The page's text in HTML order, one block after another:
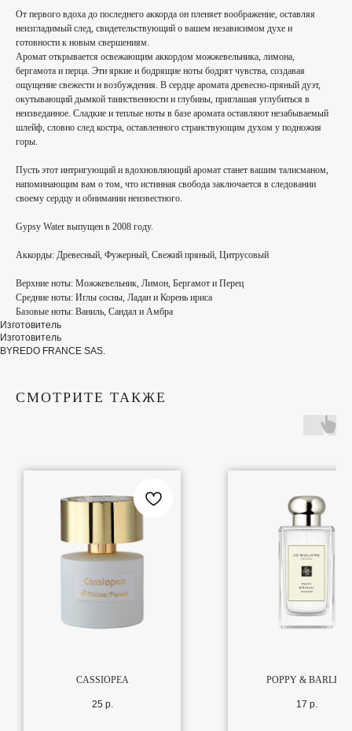
От первого вдоха до последнего аккорда он пленяет воображение, оставляя
неизгладимый след, свидетельствующий о вашем независимом духе и
готовности к новым свершениям.
Аромат открывается освежающим аккордом можжевельника, лимона,
бергамота и перца. Эти яркие и бодрящие ноты бодрят чувства, создавая
ощущение свежести и возбуждения. В сердце аромата древесно-пряный дуэт,
окутывающий дымкой таинственности и глубины, приглашая углубиться в
неизведанное. Сладкие и теплые ноты в базе аромата оставляют незабываемый
шлейф, словно след костра, оставленного странствующим духом у подножия
горы.
Пусть этот интригующий и вдохновляющий аромат станет вашим талисманом,
напоминающим вам о том, что истинная свобода заключается в следовании
своему сердцу и обнимании неизвестного.
Gypsy Water выпущен в 2008 году.
Аккорды: Древесный, Фужерный, Свежий пряный, Цитрусовый
Верхние ноты: Можжевельник, Лимон, Бергамот и Перец
Средние ноты: Иглы сосны, Ладан и Корень ириса
Базовые ноты: Ваниль, Сандал и Амбра
Изготовитель
Изготовитель
BYREDO FRANCE SAS.
СМОТРИТЕ ТАКЖЕ
CASSIOPEA
25 р.
POPPY & BARLEY
17 р.